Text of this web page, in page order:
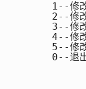
1--修改
2--修改
3--修改
4--修改电
5--修改家
0--退出